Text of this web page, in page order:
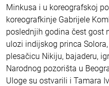
Minkusa i u koreografskoj
koreografkinje Gabrijele
poslednjih godina čest gost
ulozi indijskog princa
plesačicu Nikiju, bajaderu,
Narodnog pozorišta u
Uloge su ostvarili i Tamara